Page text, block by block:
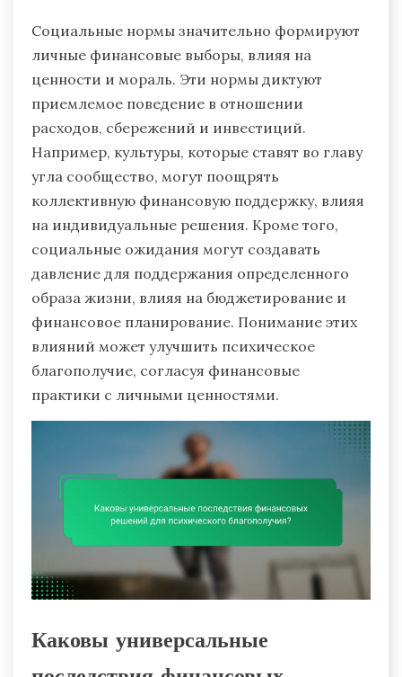
Социальные нормы значительно формируют
личные финансовые выборы, влияя на
ценности и мораль. Эти нормы диктуют
приемлемое поведение в отношении
расходов, сбережений и инвестиций.
Например, культуры, которые ставят во главу
угла сообщество, могут поощрять
коллективную финансовую поддержку, влияя
на индивидуальные решения. Кроме того,
социальные ожидания могут создавать
давление для поддержания определенного
образа жизни, влияя на бюджетирование и
финансовое планирование. Понимание этих
влияний может улучшить психическое
благополучие, согласуя финансовые
практики с личными ценностями.
Каковы универсальные